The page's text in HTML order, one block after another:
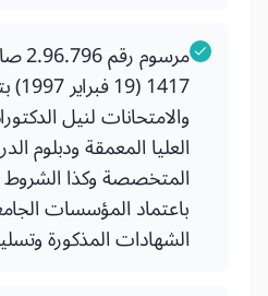
والامتحانات لنيل
العليا المعمقة ودبلوم
المتخصصة وكذا الشروط
باعتماد المؤسسات
الشهادات المذكورة